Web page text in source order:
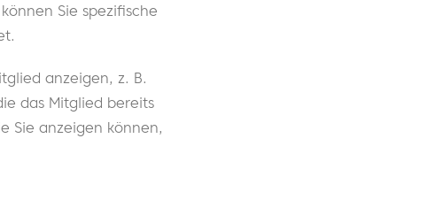
Sie spezifische
anzeigen, z. B.
das Mitglied bereits
Sie anzeigen können,